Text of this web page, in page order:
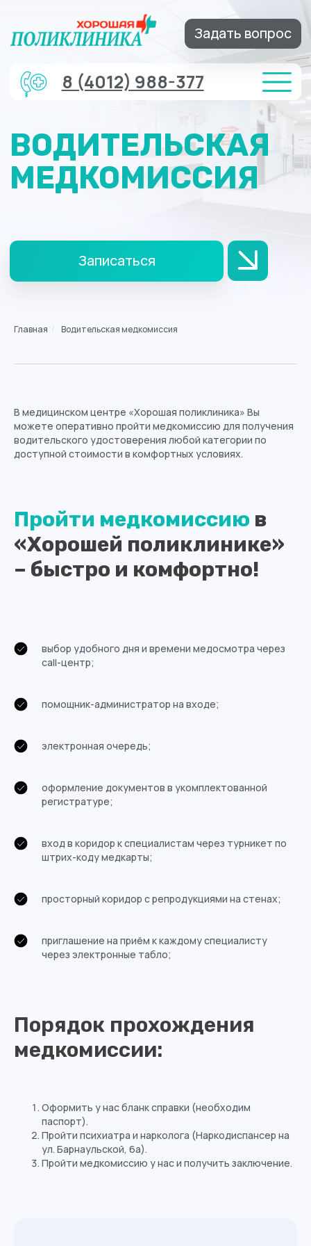
Задать вопрос
ВОДИТЕЛЬСКАЯ
МЕДКОМИССИЯ
Записаться
Главная / Водительская медкомиссия
В медицинском центре «Хорошая поликлиника» Вы
можете оперативно пройти медкомиссию для получения
водительского удостоверения любой категории по
доступной стоимости в комфортных условиях.
Пройти медкомиссию в
«Хорошей поликлинике»
– быстро и комфортно!
выбор удобного дня и времени медосмотра через
call-центр;
помощник-администратор на входе;
электронная очередь;
оформление документов в укомплектованной
регистратуре;
вход в коридор к специалистам через турникет по
штрих-коду медкарты;
просторный коридор с репродукциями на стенах;
приглашение на приём к каждому специалисту
через электронные табло;
Порядок прохождения
медкомиссии:
Оформить у нас бланк справки (необходим
паспорт).
Пройти психиатра и нарколога (Наркодиспансер на
ул. Барнаульской, 6а).
Пройти медкомиссию у нас и получить заключение.